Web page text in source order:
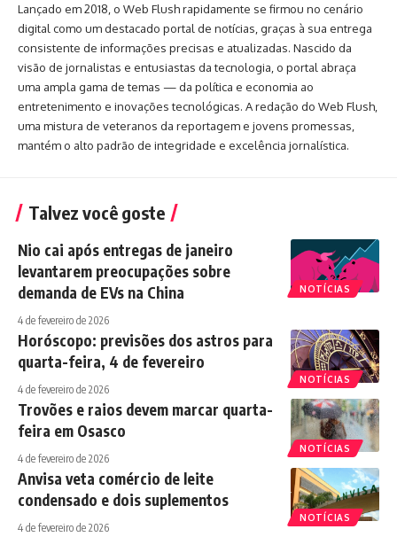
Lançado em 2018, o Web Flush rapidamente se firmou no cenário
digital como um destacado portal de notícias, graças à sua entrega
consistente de informações precisas e atualizadas. Nascido da
visão de jornalistas e entusiastas da tecnologia, o portal abraça
uma ampla gama de temas — da política e economia ao
entretenimento e inovações tecnológicas. A redação do Web Flush,
uma mistura de veteranos da reportagem e jovens promessas,
mantém o alto padrão de integridade e excelência jornalística.
Talvez você goste
NOTÍCIAS
Nio cai após entregas de janeiro
levantarem preocupações sobre
demanda de EVs na China
4 de fevereiro de 2026
NOTÍCIAS
Horóscopo: previsões dos astros para
quarta-feira, 4 de fevereiro
4 de fevereiro de 2026
NOTÍCIAS
Trovões e raios devem marcar quarta-
feira em Osasco
4 de fevereiro de 2026
NOTÍCIAS
Anvisa veta comércio de leite
condensado e dois suplementos
4 de fevereiro de 2026